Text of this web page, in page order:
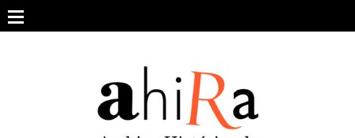
content
ARCHIVO DE REVISTAS